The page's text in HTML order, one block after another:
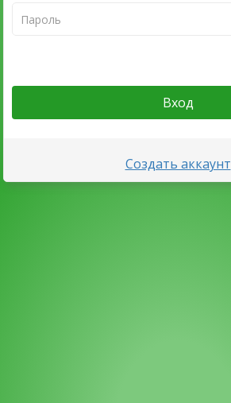
Вход
Создать аккаунт